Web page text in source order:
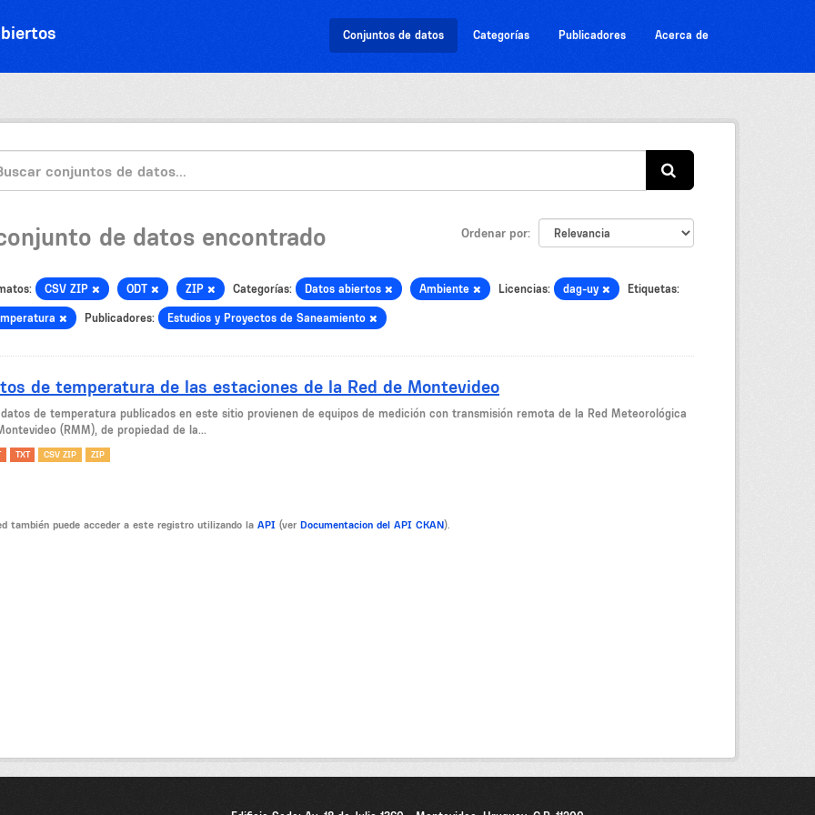
Conjuntos de datos Categorías Publicadores Acerca de
Ordenar por
de datos encontrado
CSV ZIP ODT ZIP Categorías: Datos abiertos Ambiente Licencias: dag-uy Etiquetas:
Publicadores: Estudios y Proyectos de Saneamiento
de temperatura de las estaciones de la Red de Montevideo
datos de temperatura publicados en este sitio provienen de equipos de medición con transmisión remota de la Red Meteorológica
(RMM), de propiedad de la...
TXT CSV ZIP ZIP
también puede acceder a este registro utilizando la API (ver Documentacion del API CKAN).